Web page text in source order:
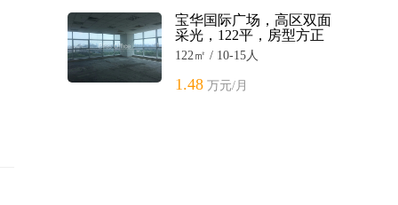
宝华国际广场，高区双面
采光，122平，房型方正
122㎡ / 10-15人
1.48 万元/月